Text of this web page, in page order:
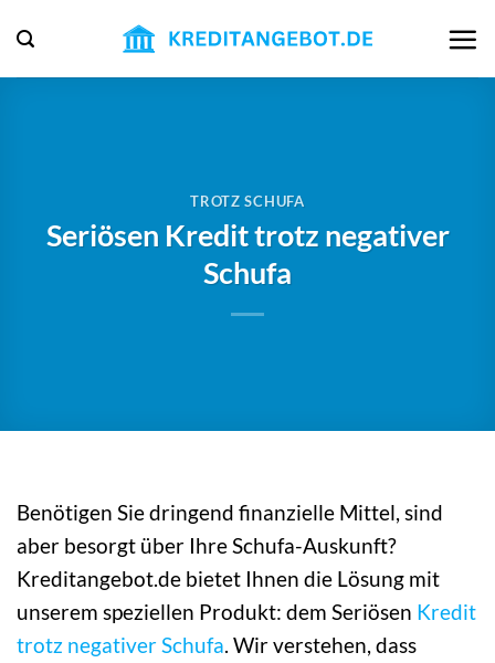
Inhalt
springen
TROTZ SCHUFA
Seriösen Kredit trotz negativer
Schufa
Benötigen Sie dringend finanzielle Mittel, sind
aber besorgt über Ihre Schufa-Auskunft?
Kreditangebot.de bietet Ihnen die Lösung mit
unserem speziellen Produkt: dem Seriösen Kredit
trotz negativer Schufa. Wir verstehen, dass